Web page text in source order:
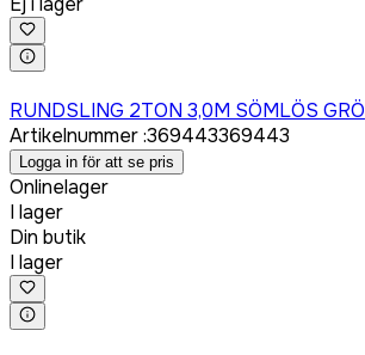
RUNDSLING 2TON 3,0M SÖMLÖS GRÖ
Artikelnummer:369443369443
Logga in för att se pris
Onlinelager
I lager
Din butik
I lager